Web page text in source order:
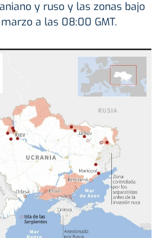
y ruso y las zonas bajo
a las 08:00 GMT.